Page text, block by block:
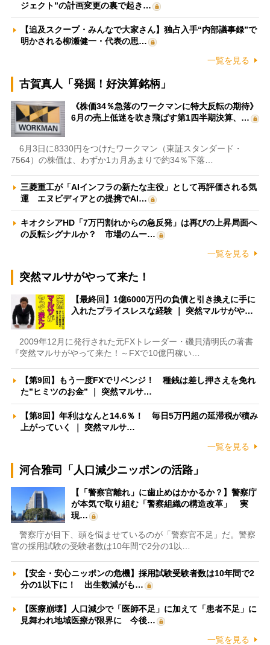
ジェクト”の計画変更の裏で起き…
【追及スクープ・みんなで大家さん】独占入手“内部議事録”で
明かされる柳瀬健一・代表の思…
一覧を見る
古賀真人「発掘！好決算銘柄」
《株価34％急落のワークマンに特大反転の期待》
6月の売上低迷を吹き飛ばす第1四半期決算、…
6月3日に8330円をつけたワークマン（東証スタンダード・
7564）の株価は、わずか1カ月あまりで約34％下落…
三菱重工が「AIインフラの新たな主役」として再評価される気
運 エヌビディアとの提携でAI…
キオクシアHD「7万円割れからの急反発」は再びの上昇局面へ
の反転シグナルか？ 市場のムー…
一覧を見る
突然マルサがやって来た！
【最終回】1億6000万円の負債と引き換えに手に
入れたプライスレスな経験 ｜ 突然マルサがや…
2009年12月に発行された元FXトレーダー・磯貝清明氏の著書
『突然マルサがやって来た！～FXで10億円稼い…
【第9回】もう一度FXでリベンジ！ 種銭は差し押さえを免れ
た”ヒミツのお金” ｜ 突然マルサ…
【第8回】年利はなんと14.6％！ 毎日5万円超の延滞税が積み
上がっていく ｜ 突然マルサ…
一覧を見る
河合雅司「人口減少ニッポンの活路」
【「警察官離れ」に歯止めはかかるか？】警察庁
が本気で取り組む「警察組織の構造改革」 実
現…
警察庁が目下、頭を悩ませているのが「警察官不足」だ。警察
官の採用試験の受験者数は10年間で2分の1以…
【安全・安心ニッポンの危機】採用試験受験者数は10年間で2
分の1以下に！ 出生数減がも…
【医療崩壊】人口減少で「医師不足」に加えて「患者不足」に
見舞われ地域医療が限界に 今後…
一覧を見る